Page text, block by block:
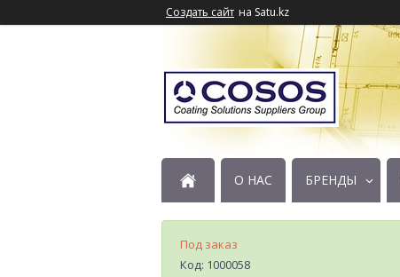
Создать сайт на Satu.kz
О НАС БРЕНДЫ
Под заказ
Код: 1000058